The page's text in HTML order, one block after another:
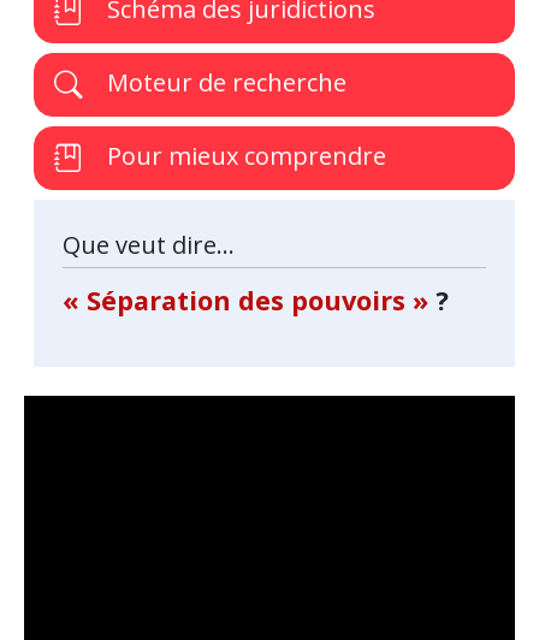
Schéma des juridictions
Moteur de recherche
Pour mieux comprendre
Que veut dire...
« Séparation des pouvoirs » ?